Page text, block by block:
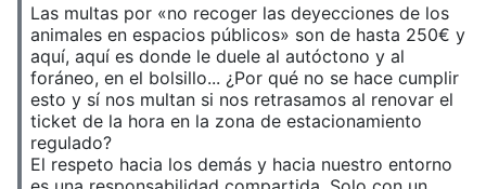
Las multas por «no recoger las deyecciones de los
animales en espacios públicos» son de hasta 250€ y
aquí, aquí es donde le duele al autóctono y al
foráneo, en el bolsillo... ¿Por qué no se hace cumplir
esto y sí nos multan si nos retrasamos al renovar el
ticket de la hora en la zona de estacionamiento
regulado?
El respeto hacia los demás y hacia nuestro entorno